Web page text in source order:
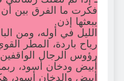
فكرت ما الفرق بين أن
يبعثها إذن.
الليل في أوله، ومن
رياح باردة، المطر
رؤوس الرجال
أبيض ودخان أسود،
أبيض والدخان أسود،